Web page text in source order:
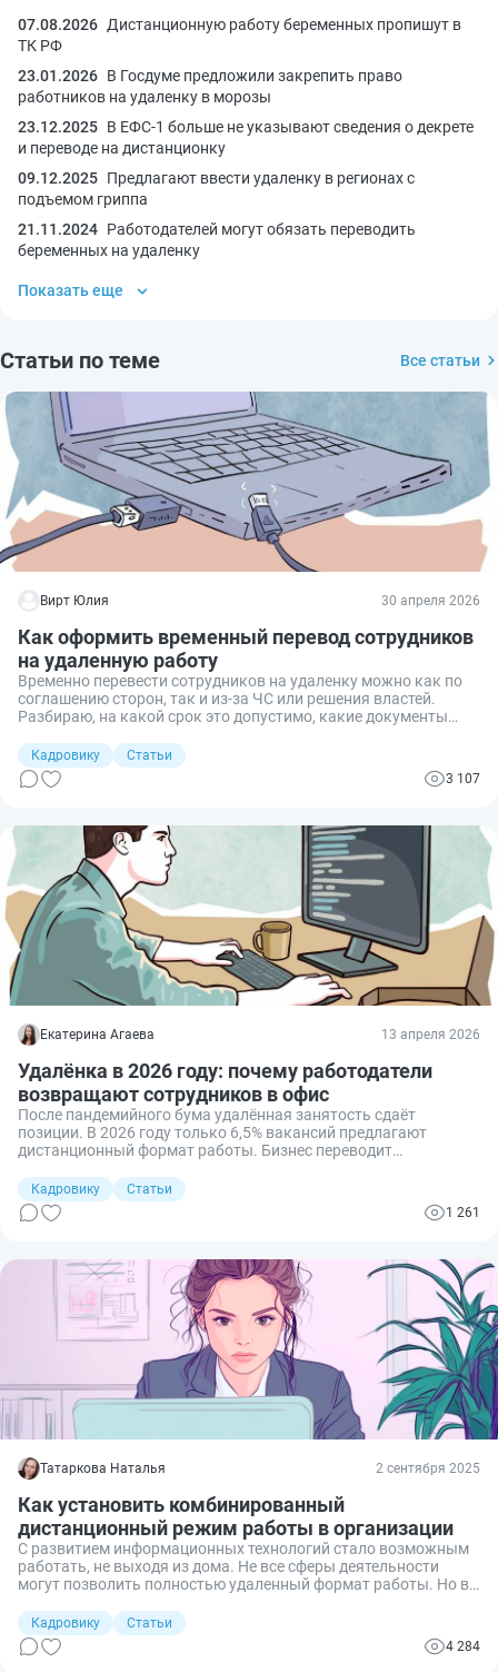
07.08.2026 Дистанционную работу беременных пропишут в
ТК РФ
23.01.2026 В Госдуме предложили закрепить право
работников на удаленку в морозы
23.12.2025 В ЕФС-1 больше не указывают сведения о декрете
и переводе на дистанционку
09.12.2025 Предлагают ввести удаленку в регионах с
подъемом гриппа
21.11.2024 Работодателей могут обязать переводить
беременных на удаленку
Показать еще
Статьи по теме Все статьи
Вирт Юлия 30 апреля 2026
Как оформить временный перевод сотрудников
на удаленную работу
Временно перевести сотрудников на удаленку можно как по
соглашению сторон, так и из‑за ЧС или решения властей.
Разбираю, на какой срок это допустимо, какие документы
офис.
Кадровику
Статьи
3 107
Екатерина Агаева 13 апреля 2026
Удалёнка в 2026 году: почему работодатели
возвращают сотрудников в офис
После пандемийного бума удалённая занятость сдаёт
позиции. В 2026 году только 6,5% вакансий предлагают
дистанционный формат работы. Бизнес переводит
удалёнщиками. Теперь работа из дома — не норма, а
инструмент точечного привлечения специалистов.
Кадровику
Статьи
1 261
Татаркова Наталья 2 сентября 2025
Как установить комбинированный
дистанционный режим работы в организации
С развитием информационных технологий стало возможным
работать, не выходя из дома. Не все сферы деятельности
могут позволить полностью удаленный формат работы. Но в
сотрудника на рабочем месте, устанавливают
комбинированный дистанционный режим работы.
Поговорим, что это такое, как его установить и прописать в
Кадровику
Статьи
4 284